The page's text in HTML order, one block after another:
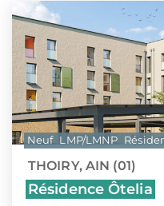
LLI
CIIC (Corse)
Maurice (non-
PTZ
TVA réduite
Pays de la Loire
Provence-
Guadeloupe
Guyane (973)
La Réunion
Martinique
THOIRY, AIN (01)
Résidence Ôtelia
Neuf LMP/LMNP